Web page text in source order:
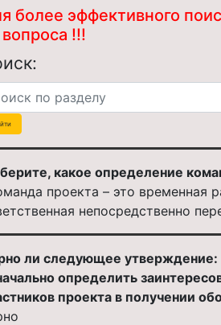
более эффективного
вопроса !!!
какое определение
проекта – это временная
непосредственно
ли следующее
определить
проекта в получении